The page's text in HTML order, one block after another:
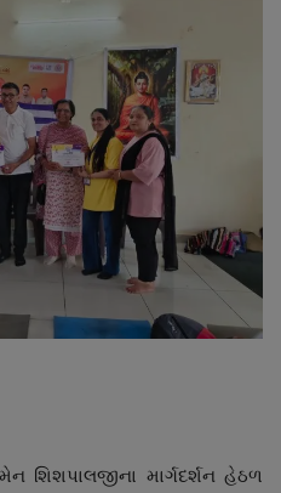
શિશપાલજીના માર્ગદર્શન હેઠળ